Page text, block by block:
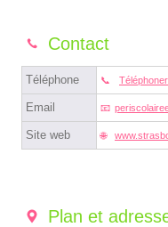
Contact
Téléphone
Email
Site web
Plan et